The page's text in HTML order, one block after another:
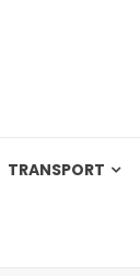
TRANSPORT